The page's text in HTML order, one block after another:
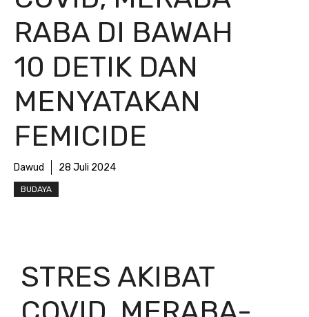
RABA DI BAWAH
10 DETIK DAN
MENYATAKAN
FEMICIDE
Dawud 28 Juli 2024
BUDAYA
STRES AKIBAT